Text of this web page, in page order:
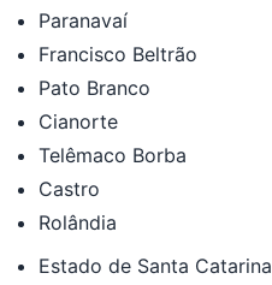
Paranavaí
Francisco Beltrão
Pato Branco
Cianorte
Telêmaco Borba
Castro
Rolândia
Estado de Santa Catarina